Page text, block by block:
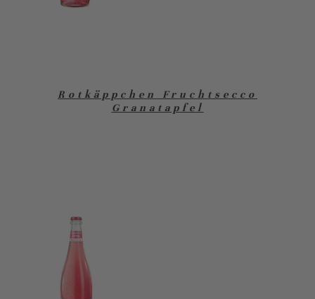
Rotkäppchen Fruchtsecco
Granatapfel